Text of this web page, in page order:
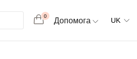
0
Допомога UK